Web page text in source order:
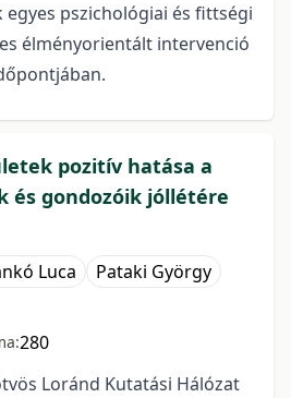
pszichológiai és fittségi
élményorientált intervenció
pozitív hatása a
és gondozóik jóllétére
Luca
Pataki György
280
Loránd Kutatási Hálózat